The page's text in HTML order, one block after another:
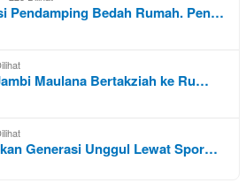
Pendamping Bedah Rumah. Pen…
Maulana Bertakziah ke Ru…
Generasi Unggul Lewat Spor…